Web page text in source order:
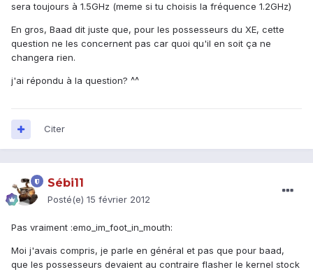
sera toujours à 1.5GHz (meme si tu choisis la fréquence 1.2GHz)
En gros, Baad dit juste que, pour les possesseurs du XE, cette
question ne les concernent pas car quoi qu'il en soit ça ne
changera rien.
j'ai répondu à la question? ^^
Citer
Sébi11
Posté(e) 15 février 2012
Pas vraiment :emo_im_foot_in_mouth:
Moi j'avais compris, je parle en général et pas que pour baad,
que les possesseurs devaient au contraire flasher le kernel stock